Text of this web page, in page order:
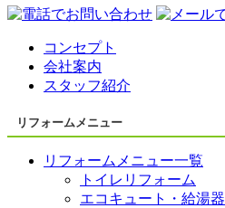
コンセプト
会社案内
スタッフ紹介
リフォームメニュー
リフォームメニュー一覧
トイレリフォーム
エコキュート・給湯器